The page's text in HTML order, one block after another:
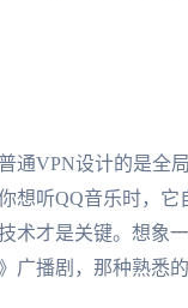
通VPN设计的是全
想听QQ音乐时，
术才是关键。想象
播剧，那种熟悉